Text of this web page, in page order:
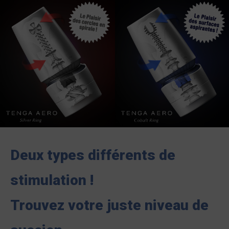
Deux types différents de
stimulation !
Trouvez votre juste niveau de